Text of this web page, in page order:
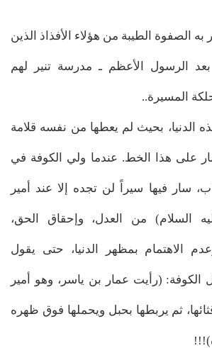
به الصفوة الطيبة من هؤلاء الأفذاذ الذين
الرسول الأعظم ـ مدرسة تنير لهم
المسيرة..
الدنيا، بحيث لم يعطها من نفسه قلامة
على هذا الخط. عندما ولي الكوفة في
سار فيها سيراً لن تجده إلا عند أمير
السلام) من العدل، وإحقاق الحق،
الاهتمام بمظهر الدنيا، حتى يقول
الكوفة: (رأيت عمار بن ياسر، وهو أمير
ثم يربطها بحبل ويحملها فوق ظهره